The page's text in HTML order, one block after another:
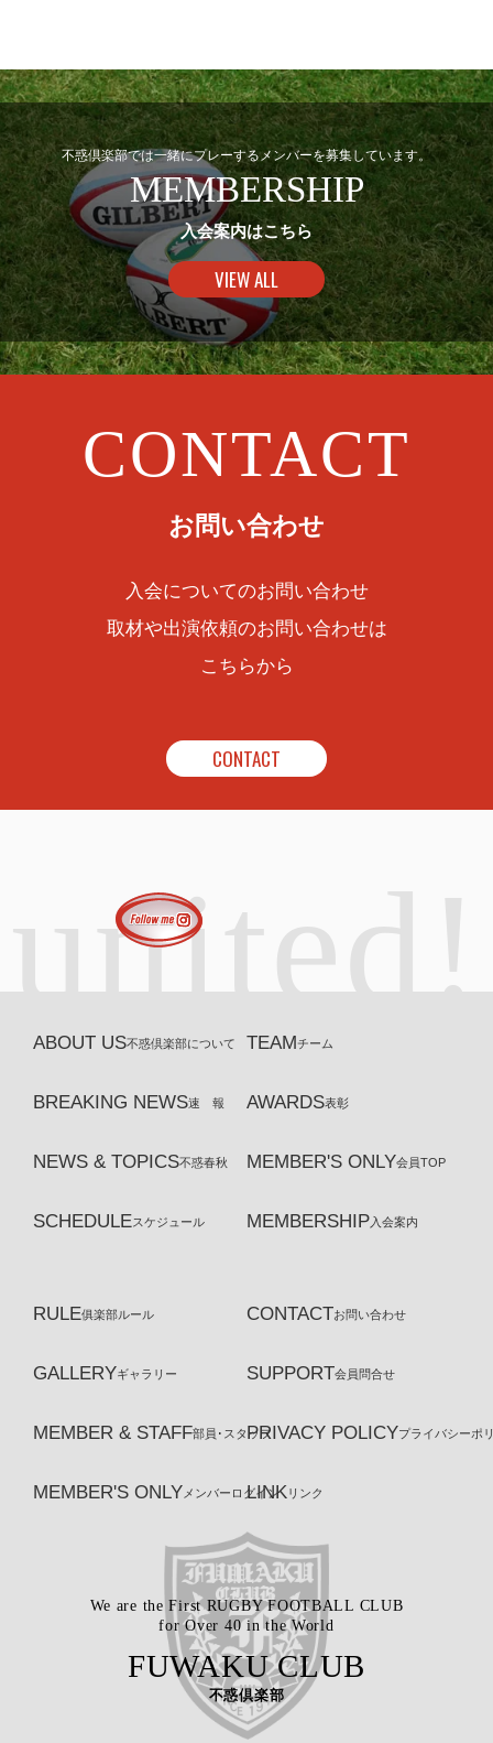
不惑倶楽部では一緒にプレーするメンバーを募集しています。
MEMBERSHIP
入会案内はこちら
VIEW ALL
CONTACT
お問い合わせ
入会についてのお問い合わせ
取材や出演依頼のお問い合わせは
こちらから
CONTACT
united!
ABOUT US不惑倶楽部について
BREAKING NEWS速 報
NEWS & TOPICS不惑春秋
SCHEDULEスケジュール
TEAMチーム
AWARDS表彰
MEMBER'S ONLY会員TOP
MEMBERSHIP 入会案内
RULE俱楽部ルール
GALLERYギャラリー
MEMBER & STAFF部員･スタッフ
MEMBER'S ONLY メンバーログイン
CONTACTお問い合わせ
SUPPORT会員問合せ
PRIVACY POLICYプライバシーポ
LINK リンク
We are the First RUGBY FOOTBALL CLUB
for Over 40 in the World
FUWAKU CLUB
不惑倶楽部